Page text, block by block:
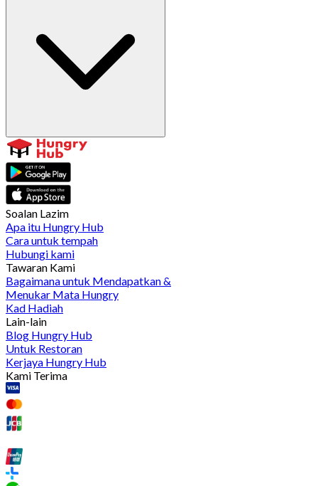
Soalan Lazim
Apa itu Hungry Hub
Cara untuk tempah
Hubungi kami
Tawaran Kami
Bagaimana untuk Mendapatkan &
Menukar Mata Hungry
Kad Hadiah
Lain-lain
Blog Hungry Hub
Untuk Restoran
Kerjaya Hungry Hub
Kami Terima